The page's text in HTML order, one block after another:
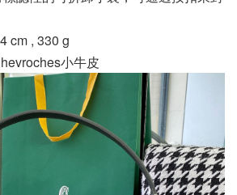
cm , 330 g
小牛皮